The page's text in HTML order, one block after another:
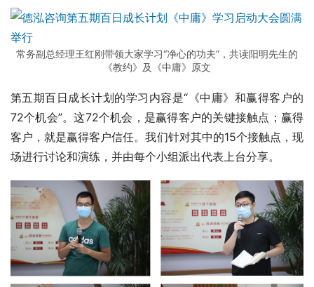
常务副总经理王红刚带领大家学习“净心的功夫”，共读阳明先生的
《教约》及《中庸》原文
第五期百日成长计划的学习内容是“《中庸》和赢得客户的
72个机会”。这72个机会，是赢得客户的关键接触点；赢得
客户，就是赢得客户信任。我们针对其中的15个接触点，现
场进行讨论和演练，并由每个小组派出代表上台分享。